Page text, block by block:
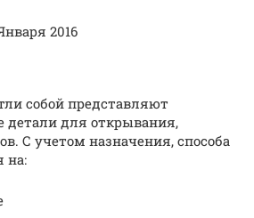
2016
собой представляют
детали для открывания,
С учетом назначения, способа
на: